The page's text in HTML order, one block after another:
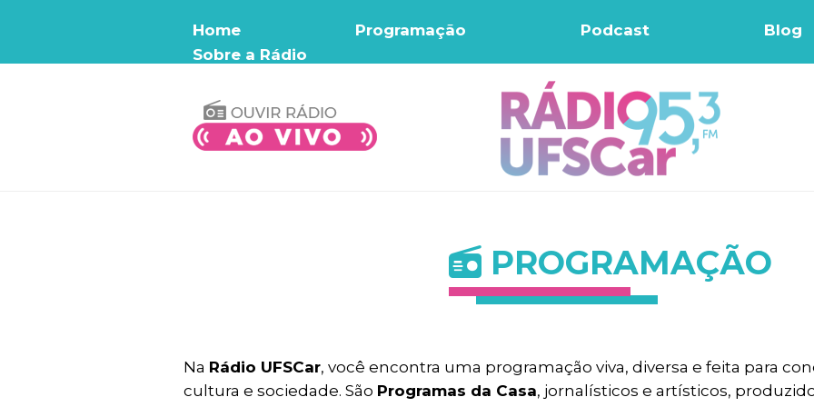
Home Programação Podcast
Blog
Sobre a Rádio
PROGRAMAÇÃO
Na Rádio UFSCar, você encontra uma programação viva, diversa e feita para
cultura e sociedade. São Programas da Casa, jornalísticos e artísticos,